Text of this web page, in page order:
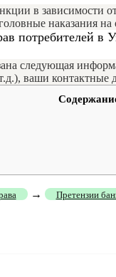
в
наказания на
потребителей в
следующая
ваши контактные
→ Претензии